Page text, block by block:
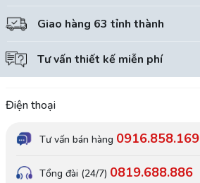
Giao hàng 63 tỉnh thành
Tư vấn thiết kế miễn phí
Điện thoại
Tư vấn bán hàng 0916.858.169
Tổng đài (24/7) 0819.688.886